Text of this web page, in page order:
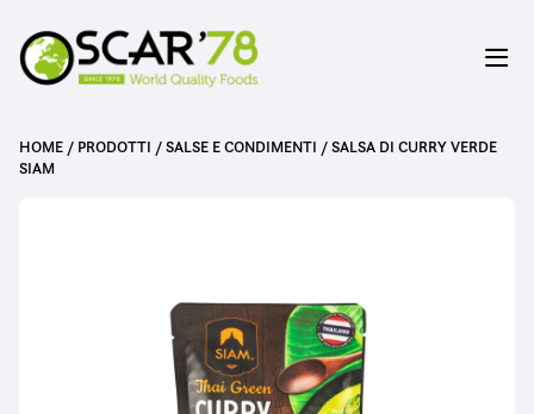
HOME / PRODOTTI /SALSE E CONDIMENTI /SALSA DI CURRY VERDE
SIAM